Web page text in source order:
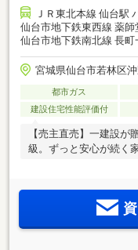
ＪＲ東北本線 仙台駅
仙台市地下鉄東西線 薬師
仙台市地下鉄南北線 長町
宮城県仙台市若林区沖
都市ガス
建設住宅性能評価付
【売主直売】一建設が
級。ずっと安心が続く